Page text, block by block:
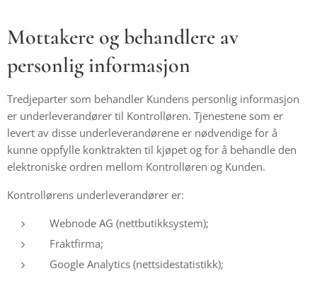
Mottakere og behandlere av
personlig informasjon
Tredjeparter som behandler Kundens personlig informasjon
er underleverandører til Kontrolløren. Tjenestene som er
levert av disse underleverandørene er nødvendige for å
kunne oppfylle konktrakten til kjøpet og for å behandle den
elektroniske ordren mellom Kontrolløren og Kunden.
Kontrollørens underleverandører er:
Webnode AG (nettbutikksystem);
Fraktfirma;
Google Analytics (nettsidestatistikk);